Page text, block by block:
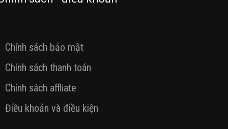
Chính sách bảo mật
Chính sách thanh toán
Chính sách affliate
Điều khoản và điều kiện